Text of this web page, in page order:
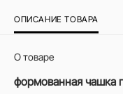
ОПИСАНИЕ ТОВАРА
О товаре
формованная чашка